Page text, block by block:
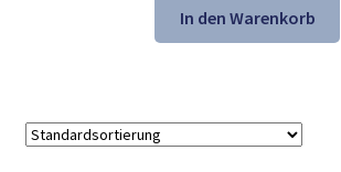
war:
55,10 €
ist:
36,98 €.
In den Warenkorb